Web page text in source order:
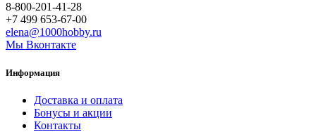
8-800-201-41-28
+7 499 653-67-00
elena@1000hobby.ru
Мы Вконтакте
Информация
Доставка и оплата
Бонусы и акции
Контакты